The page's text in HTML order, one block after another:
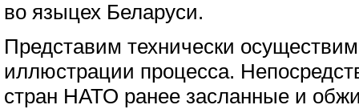
во языцех Беларуси.
Представим технически
иллюстрации процесса.
стран НАТО ранее засланные и